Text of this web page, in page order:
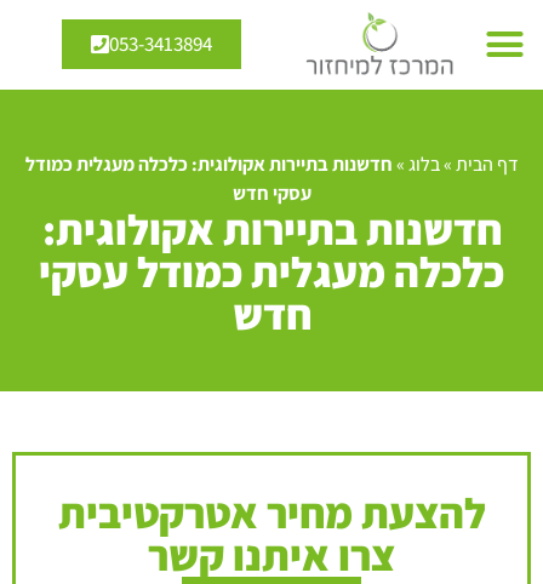
053-3413894
דף הבית»בלוג»חדשנות בתיירות אקולוגית: כלכלה מעגלית כמודל
עסקי חדש
חדשנות בתיירות אקולוגית:
כלכלה מעגלית כמודל עסקי
חדש
להצעת מחיר אטרקטיבית
צרו איתנו קשר